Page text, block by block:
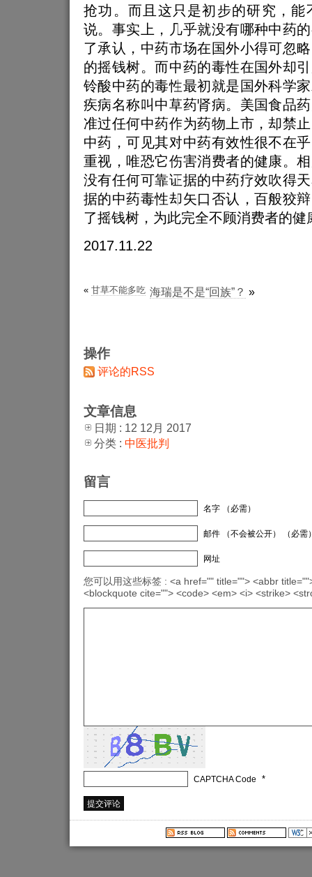
抢功。而且这只是初步的研究，能
说。事实上，几乎就没有哪种中药
了承认，中药市场在国外小得可忽
的摇钱树。而中药的毒性在国外却
铃酸中药的毒性最初就是国外科学
疾病名称叫中草药肾病。美国食品
准过任何中药作为药物上市，却禁
中药，可见其对中药有效性很不在
重视，唯恐它伤害消费者的健康。
没有任何可靠证据的中药疗效吹得
据的中药毒性却矢口否认，百般狡
了摇钱树，为此完全不顾消费者的健
2017.11.22
« 甘草不能多吃 海瑞是不是“回族”？ »
操作
评论的RSS
文章信息
日期 : 12 12月 2017
分类 : 中医批判
留言
名字 （必需）
邮件 （不会被公开） （必需
网址
您可以用这些标签 : <a href="" title=""> <abbr
<blockquote cite=""> <code> <em> <i> <strike>
CAPTCHA Code *